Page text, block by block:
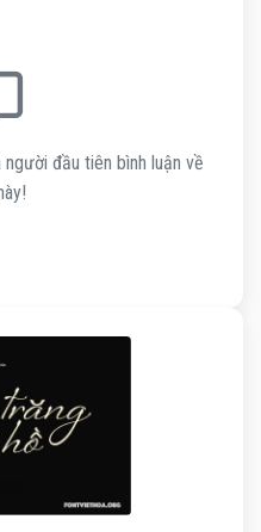
đầu tiên bình luận về